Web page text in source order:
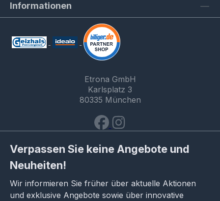
Informationen
Etrona GmbH
Karlsplatz 3
80335 München
Verpassen Sie keine Angebote und
Neuheiten!
Wir informieren Sie früher über aktuelle Aktionen
und exklusive Angebote sowie über innovative